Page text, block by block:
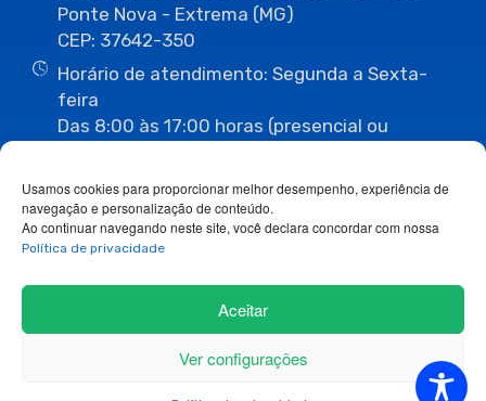
Usamos cookies para proporcionar melhor desempenho, experiência de
navegação e personalização de conteúdo.
Ao continuar navegando neste site, você declara concordar com nossa
Política de privacidade
Aceitar
Ver configurações
Ponte Nova - Extrema (MG)
CEP: 37642-350
Horário de atendimento: Segunda a Sexta-
feira
Das 8:00 às 17:00 horas (presencial ou
(35) 3435-1112 (35) 3435-3063
ouvidoria@camaraextrema.mg.gov.br
imprensa@camaraextrema.mg.gov.br
Siga-nos: